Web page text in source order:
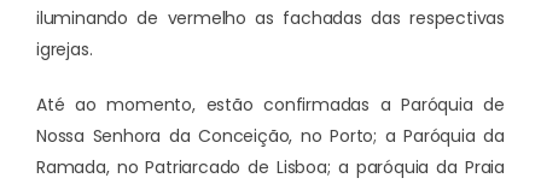
iluminando de vermelho as fachadas das respectivas
igrejas.
Até ao momento, estão confirmadas a Paróquia de
Nossa Senhora da Conceição, no Porto; a Paróquia da
Ramada, no Patriarcado de Lisboa; a paróquia da Praia